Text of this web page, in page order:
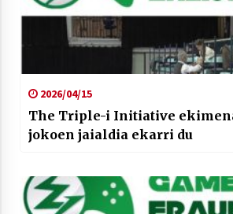
2026/04/15
The Triple-i Initiative
jokoen jaialdia ekarri du